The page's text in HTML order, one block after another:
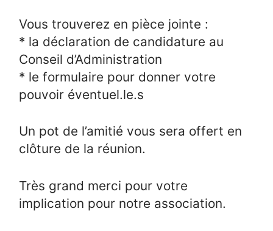
Vous trouverez en pièce jointe :
* la déclaration de candidature au
Conseil d’Administration
* le formulaire pour donner votre
pouvoir éventuel.le.s
Un pot de l’amitié vous sera offert en
clôture de la réunion.
Très grand merci pour votre
implication pour notre association.